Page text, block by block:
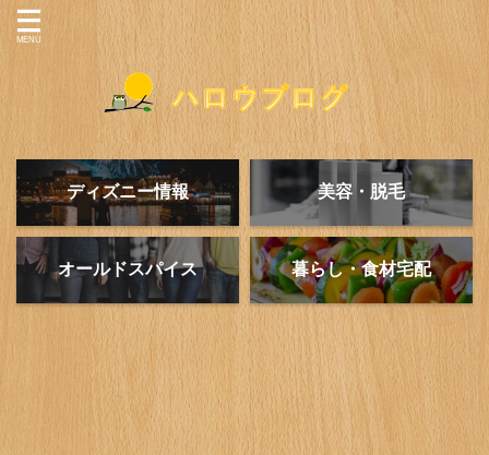
ディズニー情報 美容・脱毛
オールドスパイス 暮らし・食材宅配